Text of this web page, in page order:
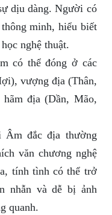
dịu dàng. Người có
minh, hiểu biết
nghệ thuật.
có thể đóng ở các
vượng địa (Thân,
địa (Dần, Mão,
Âm đắc địa thường
văn chương nghệ
tính tình có thể trở
nhẫn và dễ bị ảnh
quanh.